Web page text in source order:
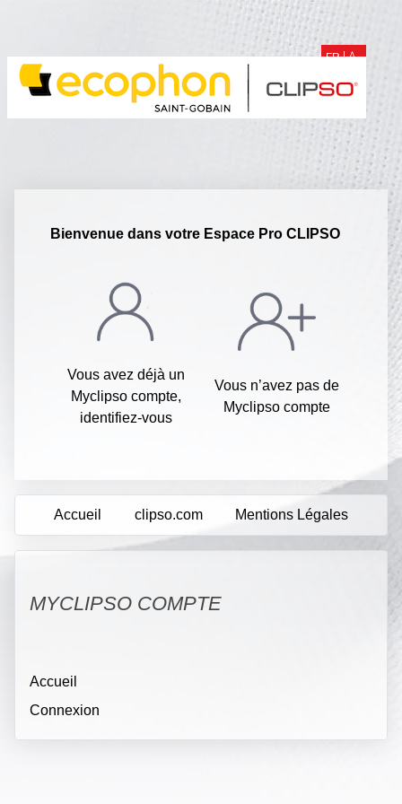
MYCLIPSO COMPTE
Accueil
Connexion
Bienvenue dans votre Espace Pro CLIPSO
Vous avez déjà un
Myclipso compte,
identifiez-vous
Vous n’avez pas de
Myclipso compte
Accueil clipso.com Mentions Légales